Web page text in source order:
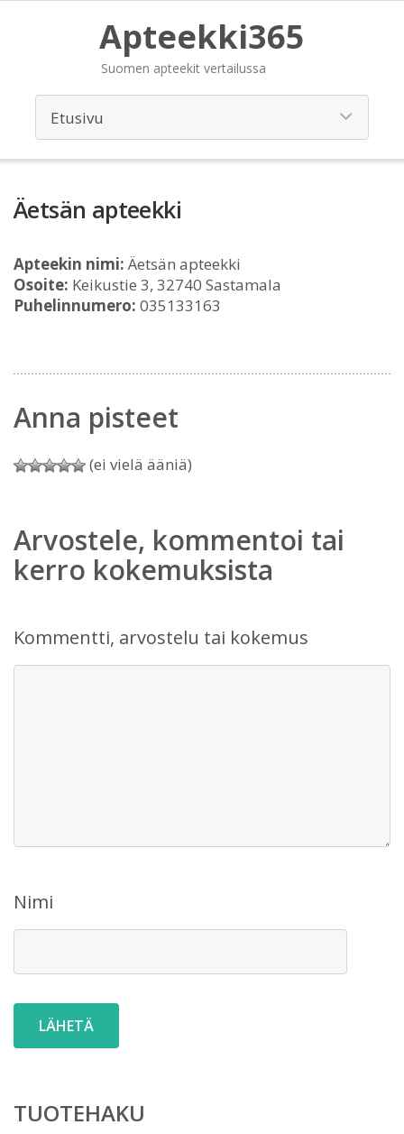
Apteekki365
Suomen apteekit vertailussa
Äetsän apteekki
Apteekin nimi: Äetsän apteekki
Osoite: Keikustie 3, 32740 Sastamala
Puhelinnumero: 035133163
Anna pisteet
(ei vielä ääniä)
Arvostele, kommentoi tai
kerro kokemuksista
Kommentti, arvostelu tai kokemus
Nimi
TUOTEHAKU